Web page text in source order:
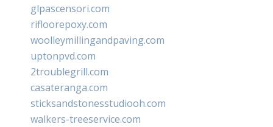
glpascensori.com
rifloorepoxy.com
woolleymillingandpaving.com
uptonpvd.com
2troublegrill.com
casateranga.com
sticksandstonesstudiooh.com
walkers-treeservice.com